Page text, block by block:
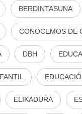
BERDINTASUNA
CONOCEMOS DE
DBH
ELIKADURA